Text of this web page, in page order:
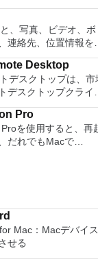
ビデオライブラリを
りのビデオを簡単に共
オは外部デバイスから
簡単に微調整、再配
、共有したりDVDに
す。 機能が含まれま
バーのイベントをソ
ン新しいタイトルの
色を変更するタイム
ョンをダブルクリッ
調整しますイベント
取りと回転調整バーを
、写真、ビデオ、ボ
連絡先、位置情報を友
きます。 LINEは、ユ
のプラットフォームと
の仲間のユーザーと
のサービスの1つで
スト、有名人、ブラ
の最新ニュースと特別
。 LINEを使用
ッセージングとグル
Blackberry、さらには
的なスマートフォン
きます。 主な機能に
ステッカー：10,000
ーと顔文字を使用し
Desktop
デスクトップは、市
デスクトップクライア
Macバージョンも利
ました。 Macバージ
がPCをMacに接続
ームレスに作業するの
のネットワークIDを入
続はほぼ瞬時に確立
接続を確立する必要が
ーの名前を入力するこ
ーザーは、両方のマシ
Pro
を使用すると、再
だれでもMacで
、ITプロフェッショナ
び企業にとっては十
機能は次のとおりで
すると、MacOS
Macで仮想マシンを
Mac：Macデバイス
せる